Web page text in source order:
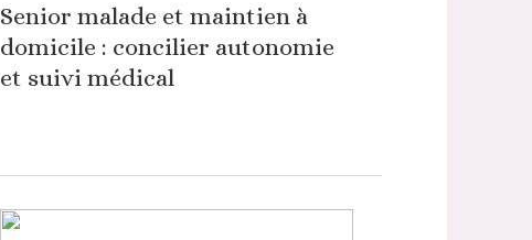
Senior malade et maintien à
domicile : concilier autonomie
et suivi médical